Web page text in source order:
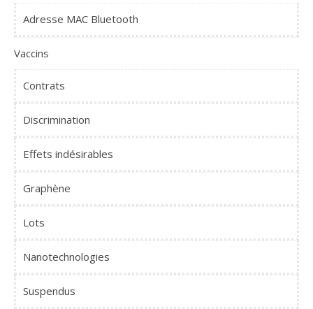
Adresse MAC Bluetooth
Vaccins
Contrats
Discrimination
Effets indésirables
Graphène
Lots
Nanotechnologies
Suspendus